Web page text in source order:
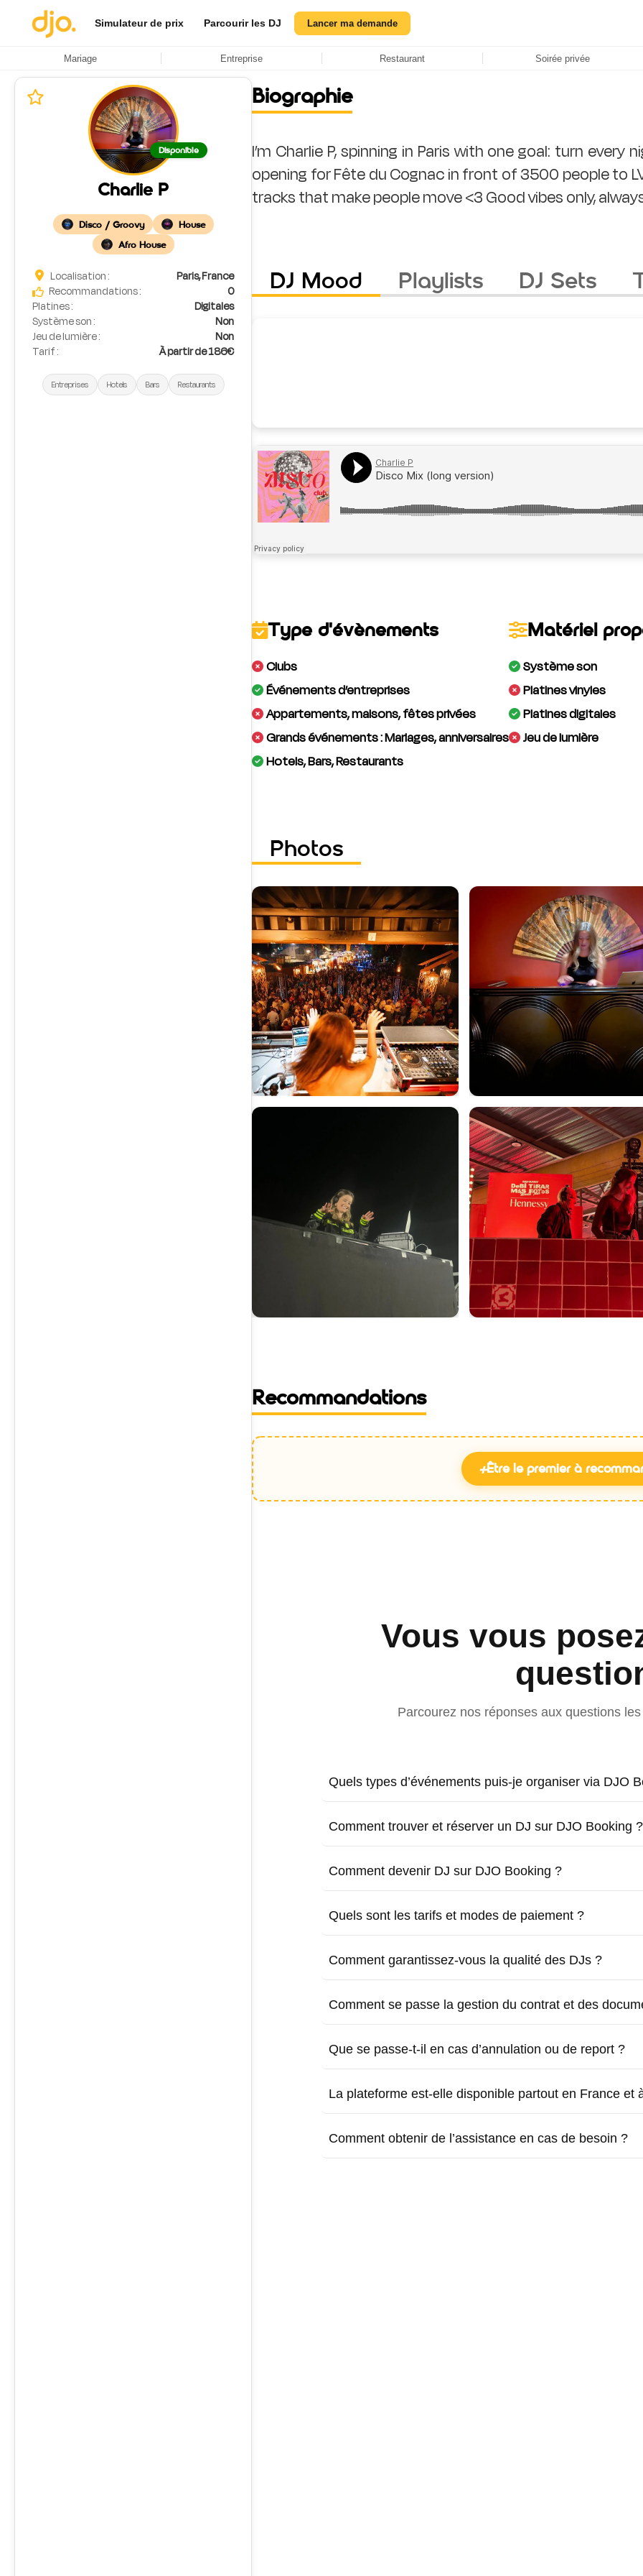
Simulateur de prix Parcourir les DJ Lancer ma demande
Mariage Entreprise Restaurant Soirée privée
Disponible
Charlie P
Disco / Groovy
House
Afro House
Localisation :
Paris, France
Recommandations :
0
Platines :
Digitales
Système son :
Non
Jeu de lumière :
Non
Tarif :
À partir de 186€
Entreprises Hotels Bars Restaurants
Biographie
I’m Charlie P, spinning in Paris with one goal: turn
opening for Fête du Cognac in front of 3500 people to
DJ Mood Playlists DJ Sets
Type d'évènements
Clubs
Événements d’entreprises
Appartements, maisons, fêtes privées
Grands événements : Mariages, anniversaires
Hotels, Bars, Restaurants
Matériel
Système son
Platines vinyles
Platines digitales
Jeu de lumière
Photos
Recommandations
+Être le premier à
Vous vous
Parcourez nos réponses aux questions
Quels types d’événements puis-je organiser via DJO
Comment trouver et réserver un DJ sur DJO Booking ?
Comment devenir DJ sur DJO Booking ?
Quels sont les tarifs et modes de paiement ?
Comment garantissez-vous la qualité des DJs ?
Comment se passe la gestion du contrat et des
Que se passe-t-il en cas d’annulation ou de report ?
La plateforme est-elle disponible partout en France et
Comment obtenir de l’assistance en cas de besoin ?